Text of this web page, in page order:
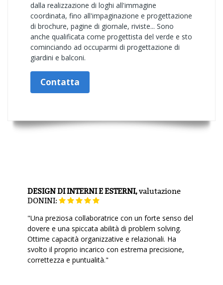
dalla realizzazione di loghi all'immagine
coordinata, fino all'impaginazione e progettazione
di brochure, pagine di giornale, riviste... Sono
anche qualificata come progettista del verde e sto
cominciando ad occuparmi di progettazione di
giardini e balconi.
Contatta
DESIGN DI INTERNI E ESTERNI,valutazione
DONINI:
"Una preziosa collaboratrice con un forte senso del
dovere e una spiccata abilità di problem solving.
Ottime capacità organizzative e relazionali. Ha
svolto il proprio incarico con estrema precisione,
correttezza e puntualità."